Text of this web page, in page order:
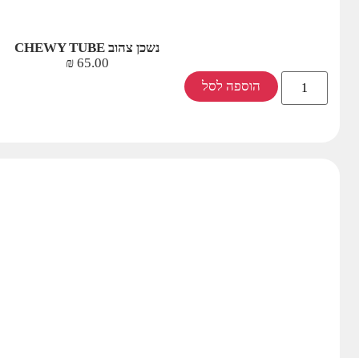
נשכן צהוב CHEWY TUBE
65.00
₪
הוספה לסל